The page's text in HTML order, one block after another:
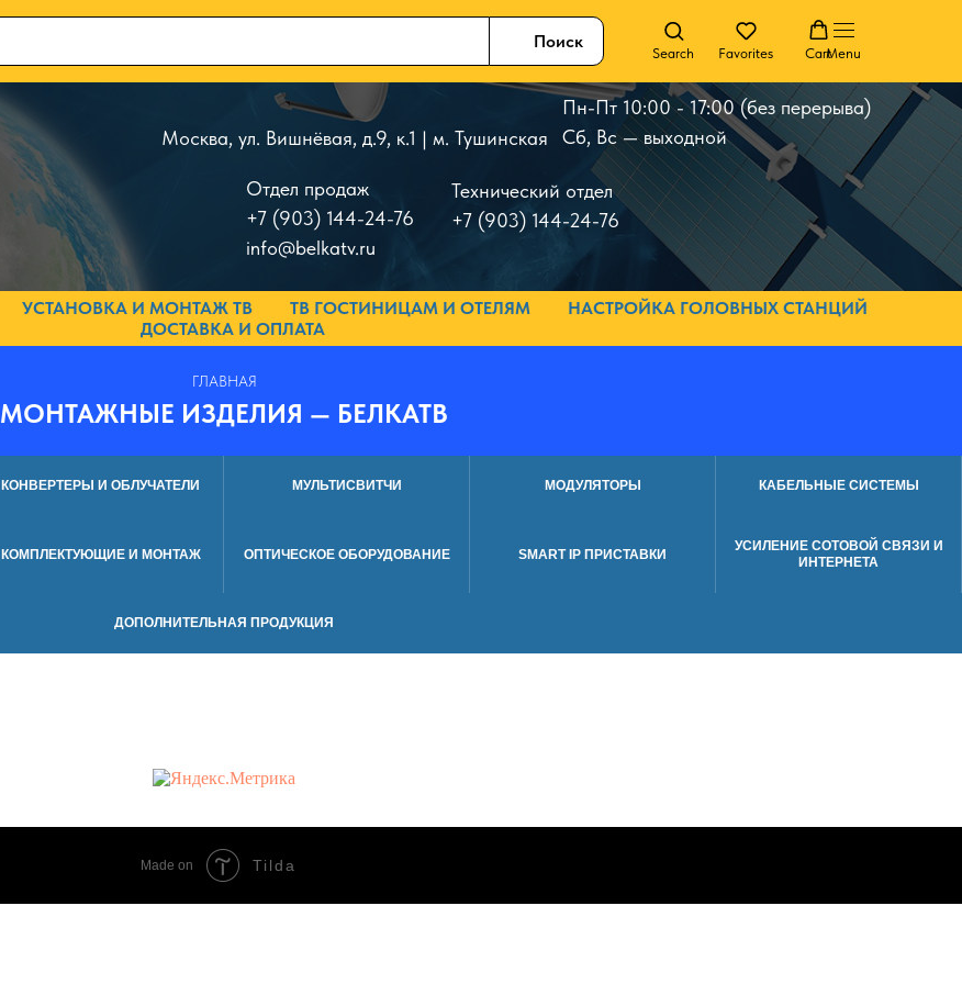
Поиск
Search Favorites CartMenu
Москва, ул. Вишнёвая, д.9, к.1 | м. Тушинская
Отдел продаж
+7 (903) 144-24-76
info@belkatv.ru
Пн-Пт 10:00 - 17:00 (без перерыва)
Сб, Вс — выходной
Технический отдел
+7 (903) 144-24-76
УСТАНОВКА И МОНТАЖ ТВ ТВ ГОСТИНИЦАМ И ОТЕЛЯМ
НАСТРОЙКА ГОЛОВНЫХ СТАНЦИЙ
ДОСТАВКА И ОПЛАТА
ГЛАВНАЯ
МОНТАЖНЫЕ ИЗДЕЛИЯ — БЕЛКАТВ
КОНВЕРТЕРЫ И ОБЛУЧАТЕЛИ МУЛЬТИСВИТЧИ МОДУЛЯТОРЫ КАБЕЛЬНЫЕ СИСТЕМЫ
КОМПЛЕКТУЮЩИЕ И МОНТАЖ ОПТИЧЕСКОЕ ОБОРУДОВАНИЕ SMART IP ПРИСТАВКИ
УСИЛЕНИЕ СОТОВОЙ СВЯЗИ И
ИНТЕРНЕТА
ДОПОЛНИТЕЛЬНАЯ ПРОДУКЦИЯ
Made on Tilda